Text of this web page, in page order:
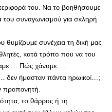
του. Να το βοηθήσουμε
του συναγωνισμού για σκληρή
συνέχεια τη δική μας
κατά τρόπο που να του
Πώς χάναμε….
ήμασταν πάντα ηρωικοί…;
προπονητή.
το θάρρος ή τη